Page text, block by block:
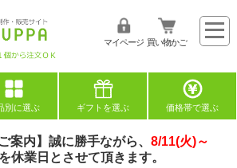
マイページ 買い物かご
別に選ぶ ギフトを選ぶ 価格帯で選ぶ
案内】誠に勝手ながら、 8/11(火)～
休業日とさせて頂きます。